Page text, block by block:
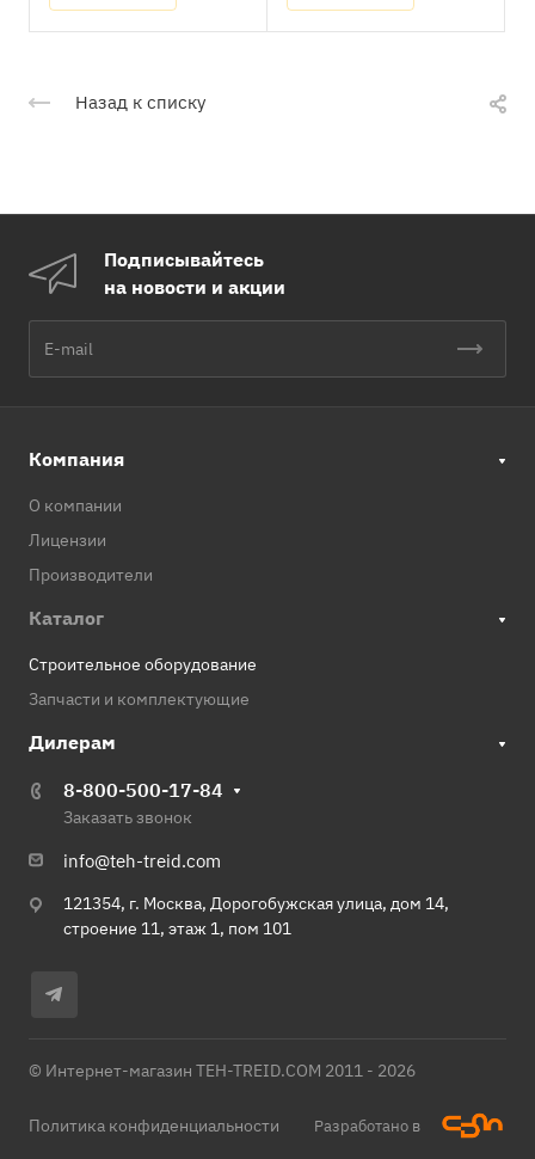
Назад к списку
Подписывайтесь
на новости и акции
Компания
О компании
Лицензии
Производители
Каталог
Строительное оборудование
Запчасти и комплектующие
Дилерам
8-800-500-17-84
Заказать звонок
info@teh-treid.com
121354, г. Москва, Дорогобужская улица, дом 14,
строение 11, этаж 1, пом 101
© Интернет-магазин TEH-TREID.COM 2011 - 2026
Политика конфиденциальности Разработано в